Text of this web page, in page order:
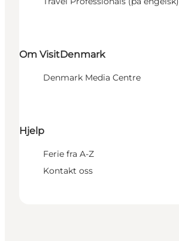
Om VisitDenmark
Denmark Media Centre
Hjelp
Ferie fra A-Z
Kontakt oss